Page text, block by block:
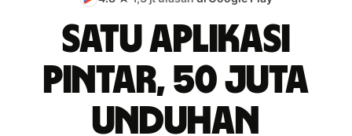
Satu aplikasi
pintar, 50 juta
unduhan